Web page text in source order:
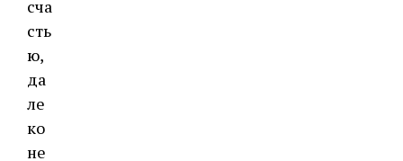
сча
сть
ю,
да
ле
ко
не